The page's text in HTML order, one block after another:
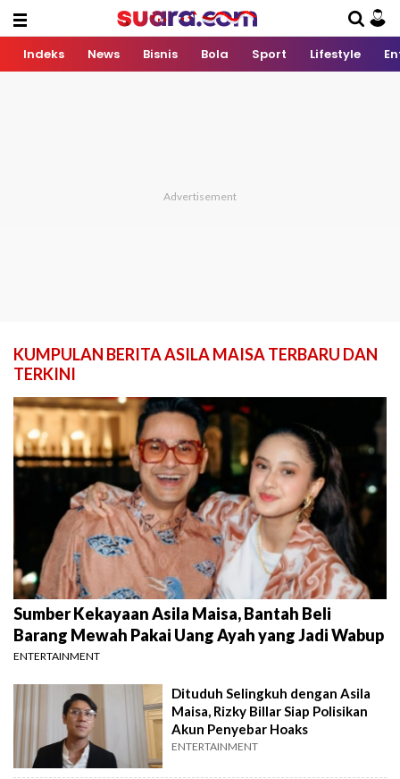
Indeks News Bisnis Bola Sport Lifestyle
KUMPULAN BERITA ASILA MAISA TERBARU DAN
TERKINI
Sumber Kekayaan Asila Maisa, Bantah Beli
Barang Mewah Pakai Uang Ayah yang Jadi Wabup
ENTERTAINMENT
Dituduh Selingkuh dengan Asila
Maisa, Rizky Billar Siap Polisikan
Akun Penyebar Hoaks
ENTERTAINMENT